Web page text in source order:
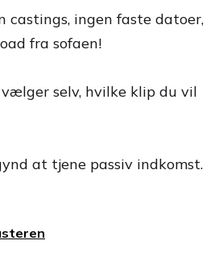
castings, ingen faste datoer,
fra sofaen!
selv, hvilke klip du vil
at tjene passiv indkomst.